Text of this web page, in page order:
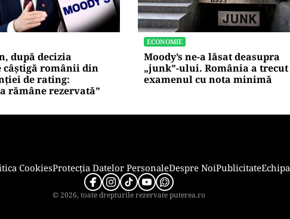
după decizia
câștigă românii din
de rating:
rămâne rezervată”
ECONOMIE
Moody’s ne-a lăsat deasupra
„junk”-ului. România a trecut
examenul cu nota minimă
CookiesProtecția Datelor PersonaleDespre NoiPublicitateEchipa
© 2026, toate drepturile rezervate puterea.ro